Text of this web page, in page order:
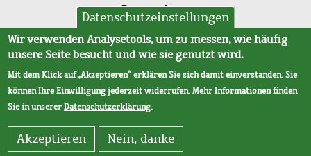
Datenschutz
AVB
Datenschutzeinstellungen
Wir verwenden Analysetools, um zu messen, wie häufig
unsere Seite besucht und wie sie genutzt wird.
Mit dem Klick auf „Akzeptieren“ erklären Sie sich damit einverstanden. Sie
können Ihre Einwilligung jederzeit widerrufen. Mehr Informationen finden
Sie in unsererDatenschutzerklärung.
Akzeptieren Nein, danke